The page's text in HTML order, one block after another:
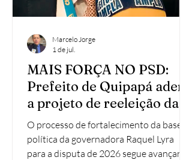
MAIS FORÇA NO PSD:
Prefeito de Quipapá adere
a projeto de reeleição da
Governadora Raquel Lyra
O processo de fortalecimento da base
política da governadora Raquel Lyra
para a disputa de 2026 segue avançando
Marcelo Jorge
1 de jul.